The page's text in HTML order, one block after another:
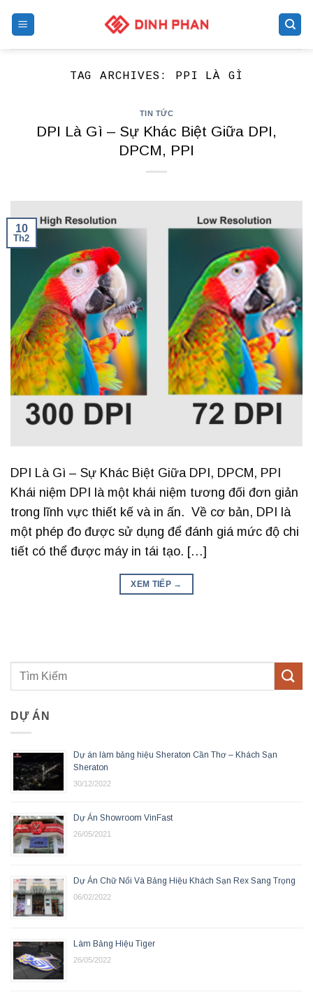
TAG ARCHIVES: PPI LÀ GÌ
TIN TỨC
DPI Là Gì – Sự Khác Biệt Giữa DPI,
DPCM, PPI
10
Th2
DPI Là Gì – Sự Khác Biệt Giữa DPI, DPCM, PPI
Khái niệm DPI là một khái niệm tương đối đơn giản
trong lĩnh vực thiết kế và in ấn. Về cơ bản, DPI là
một phép đo được sử dụng để đánh giá mức độ chi
tiết có thể được máy in tái tạo. […]
XEM TIẾP →
DỰ ÁN
Dự án làm bảng hiệu Sheraton Cần Thơ – Khách Sạn
Sheraton
30/12/2022
Dự Án Showroom VinFast
26/05/2021
Dự Án Chữ Nổi Và Bảng Hiệu Khách Sạn Rex Sang Trọng
06/02/2022
Làm Bảng Hiệu Tiger
26/05/2022